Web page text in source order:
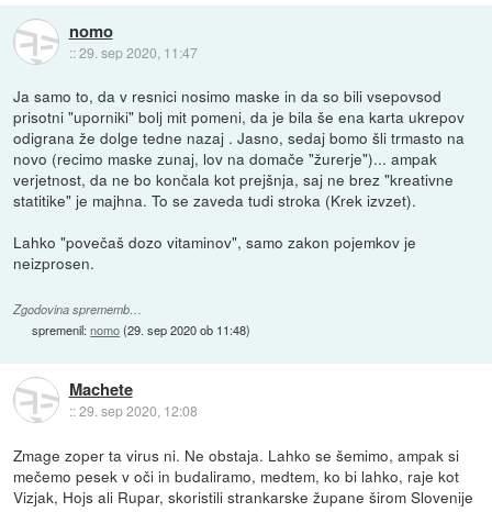
nomo
::29. sep 2020, 11:47
Ja samo to, da v resnici nosimo maske in da so bili vsepovsod
prisotni "uporniki" bolj mit pomeni, da je bila še ena karta ukrepov
odigrana že dolge tedne nazaj . Jasno, sedaj bomo šli trmasto na
novo (recimo maske zunaj, lov na domače "žurerje")... ampak
verjetnost, da ne bo končala kot prejšnja, saj ne brez "kreativne
statitike" je majhna. To se zaveda tudi stroka (Krek izvzet).
Lahko "povečaš dozo vitaminov", samo zakon pojemkov je
neizprosen.
Zgodovina sprememb…
spremenil:nomo(29. sep 2020 ob 11:48)
Machete
::29. sep 2020, 12:08
Zmage zoper ta virus ni. Ne obstaja. Lahko se šemimo, ampak si
mečemo pesek v oči in budaliramo, medtem, ko bi lahko, raje kot
Vizjak, Hojs ali Rupar, skoristili strankarske župane širom Slovenije